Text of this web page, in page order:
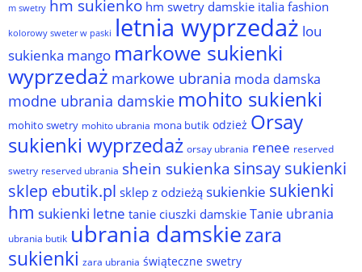
m swetry hm sukienko hm swetry damskie italia fashion
kolorowy sweter w paski letnia wyprzedaż lou
sukienka mango markowe sukienki
wyprzedaż markowe ubrania moda damska
modne ubrania damskie mohito sukienki
mohito swetry mohito ubrania mona butik odzież Orsay
sukienki wyprzedaż orsay ubrania renee reserved
swetry reserved ubrania shein sukienka sinsay sukienki
sklep ebutik.pl sklep z odzieżą sukienkie sukienki
hm sukienki letne tanie ciuszki damskie Tanie ubrania
ubrania butik ubrania damskiezara
sukienki zara ubrania świąteczne swetry